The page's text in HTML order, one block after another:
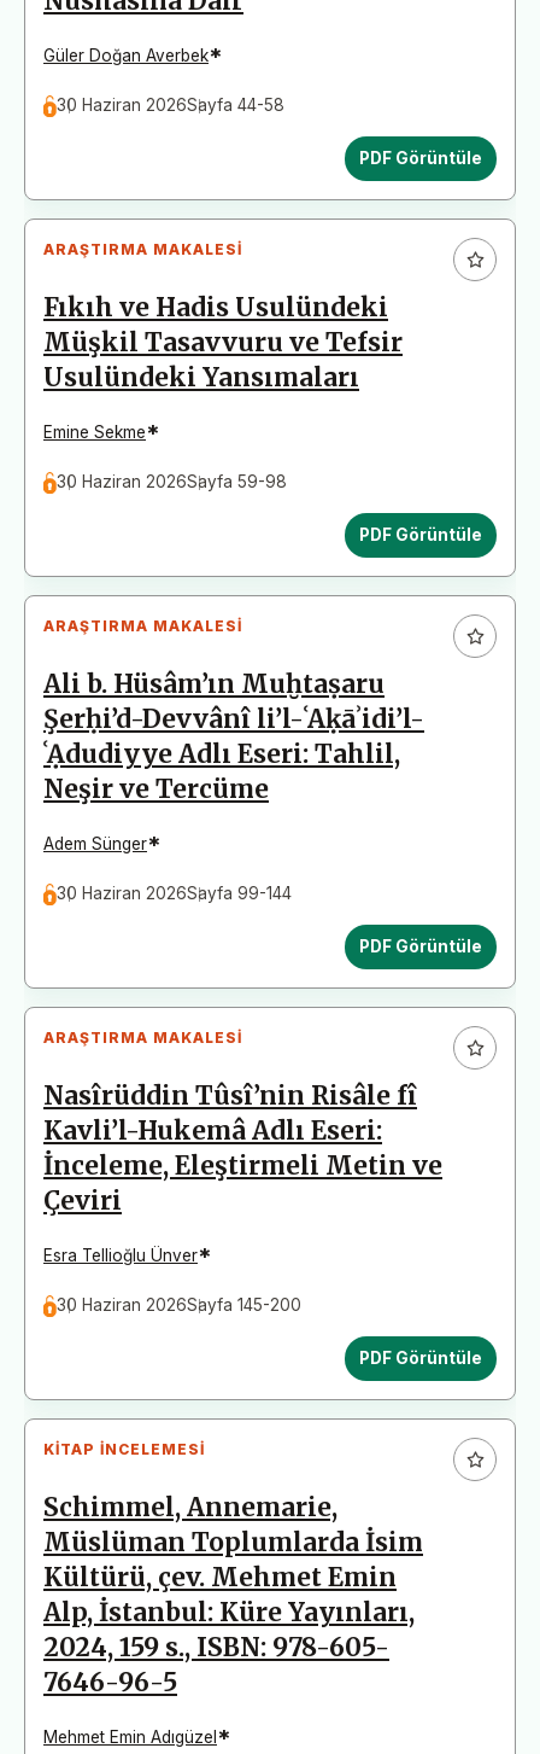
Güler Doğan Averbek*
30 Haziran 2026Sayfa 44-58
PDF Görüntüle
ARAŞTIRMA MAKALESI
Fıkıh ve Hadis Usulündeki
Müşkil Tasavvuru ve Tefsir
Usulündeki Yansımaları
Emine Sekme*
30 Haziran 2026Sayfa 59-98
PDF Görüntüle
ARAŞTIRMA MAKALESI
Ali b. Hüsâm’ın Muḫtaṣaru
Şerḥi’d-Devvânî li’l-ʿAḳāʾidi’l-
ʿẠdudiyye Adlı Eseri: Tahlil,
Neşir ve Tercüme
Adem Sünger*
30 Haziran 2026Sayfa 99-144
PDF Görüntüle
ARAŞTIRMA MAKALESI
Nasîrüddin Tûsî’nin Risâle fî
Kavli’l-Hukemâ Adlı Eseri:
İnceleme, Eleştirmeli Metin ve
Çeviri
Esra Tellioğlu Ünver*
30 Haziran 2026Sayfa 145-200
PDF Görüntüle
KITAP İNCELEMESI
Schimmel, Annemarie,
Müslüman Toplumlarda İsim
Kültürü, çev. Mehmet Emin
Alp, İstanbul: Küre Yayınları,
2024, 159 s., ISBN: 978-605-
7646-96-5
Mehmet Emin Adıgüzel *